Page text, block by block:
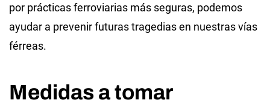
por prácticas ferroviarias más seguras, podemos
ayudar a prevenir futuras tragedias en nuestras vías
férreas.
Medidas a tomar